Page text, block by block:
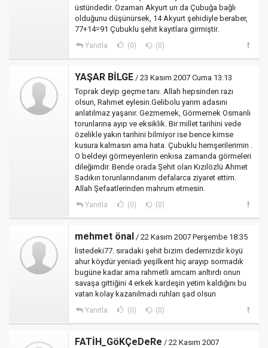
üstündedir. Ozaman Akyurt un da Çubuğa bağlı
olduğunu düşünürsek, 14 Akyurt şehidiyle beraber,
77+14=91 Çubuklu şehit kayıtlara girmiştir.
Yanıtla (0) (0)
YAŞAR BİLGE / 23 Kasım 2007 Cuma 13:13
Toprak deyip geçme tanı. Allah hepsinden razı
olsun, Rahmet eylesin.Gelibolu yarım adasını
anlatılmaz yaşanır. Gezmemek, Görmemek Osmanlı
torunlarına ayıp ve eksiklik. Bir millet tarihini vede
özelikle yakın tarihini bilmiyor ise bence kimse
kusura kalmasın ama hata. Çubuklu hemşerilerimin .
O beldeyi görmeyenlerin enkısa zamanda görmeleri
dileğimdir. Bende orada Şehit olan Kızılözlü Ahmet
Sadıkın torunlarındanım defalarca ziyaret ettim.
Allah Şefaatlerinden mahrum etmesin.
Yanıtla (0) (0)
mehmet önal / 22 Kasım 2007 Perşembe 18:35
listedeki77. sıradaki şehit bizim dedemizdir köyü
ahur köydür yeniadı yeşilkent hiç arayıp sormadık
bugüne kadar ama rahmetli amcam anltırdı onun
savaşa gittiğini 4 erkek kardeşin yetim kaldığını bu
vatan kolay kazanılmadı ruhları şad olsun
Yanıtla (0) (0)
FATİH_GöKÇeDeRe / 22 Kasım 2007